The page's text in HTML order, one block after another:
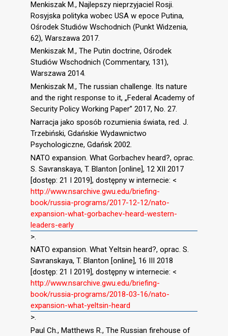
Menkiszak M., Najlepszy nieprzyjaciel Rosji.
Rosyjska polityka wobec USA w epoce Putina,
Ośrodek Studiów Wschodnich (Punkt Widzenia,
62), Warszawa 2017.
Menkiszak M., The Putin doctrine, Ośrodek
Studiów Wschodnich (Commentary, 131),
Warszawa 2014.
Menkiszak M., The russian challenge. Its nature
and the right response to it, „Federal Academy of
Security Policy Working Paper” 2017, No. 27.
Narracja jako sposób rozumienia świata, red. J.
Trzebiński, Gdańskie Wydawnictwo
Psychologiczne, Gdańsk 2002.
NATO expansion. What Gorbachev heard?, oprac.
S. Savranskaya, T. Blanton [online], 12 XII 2017
[dostęp: 21 I 2019], dostępny w internecie: <
http://www.nsarchive.gwu.edu/briefing-
book/russia-programs/2017-12-12/nato-
expansion-what-gorbachev-heard-western-
leaders-early
>.
NATO expansion. What Yeltsin heard?, oprac. S.
Savranskaya, T. Blanton [online], 16 III 2018
[dostęp: 21 I 2019], dostępny w internecie: <
http://www.nsarchive.gwu.edu/briefing-
book/russia-programs/2018-03-16/nato-
expansion-what-yeltsin-heard
>.
Paul Ch., Matthews R., The Russian firehouse of